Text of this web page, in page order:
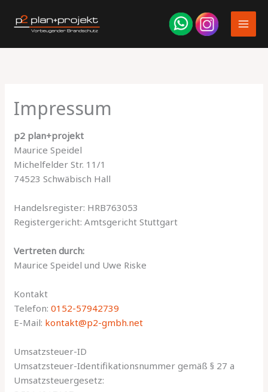
Inhalt
springen
Impressum
p2 plan+projekt
Maurice Speidel
Michelfelder Str. 11/1
74523 Schwäbisch Hall
Handelsregister: HRB763053
Registergericht: Amtsgericht Stuttgart
Vertreten durch:
Maurice Speidel und Uwe Riske
Kontakt
Telefon:0152-57942739
E-Mail: kontakt@p2-gmbh.net
Umsatzsteuer-ID
Umsatzsteuer-Identifikationsnummer gemäß § 27 a
Umsatzsteuergesetz: